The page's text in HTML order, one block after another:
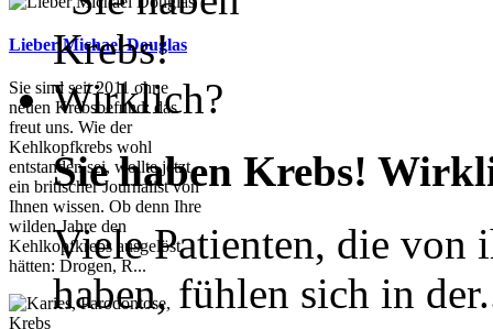
Lieber Michael Douglas
Sie sind seit 2011 ohne
neuen Krebsbefund: das
freut uns. Wie der
Kehlkopfkrebs wohl
entstanden sei, wollte jetzt
ein britischer Journalist von
Ihnen wissen. Ob denn Ihre
wilden Jahre den
Kehlkopfkrebs ausgelöst
hätten: Drogen, R...
Sie haben Krebs!
Viele Patienten, die von
haben, fühlen sich in